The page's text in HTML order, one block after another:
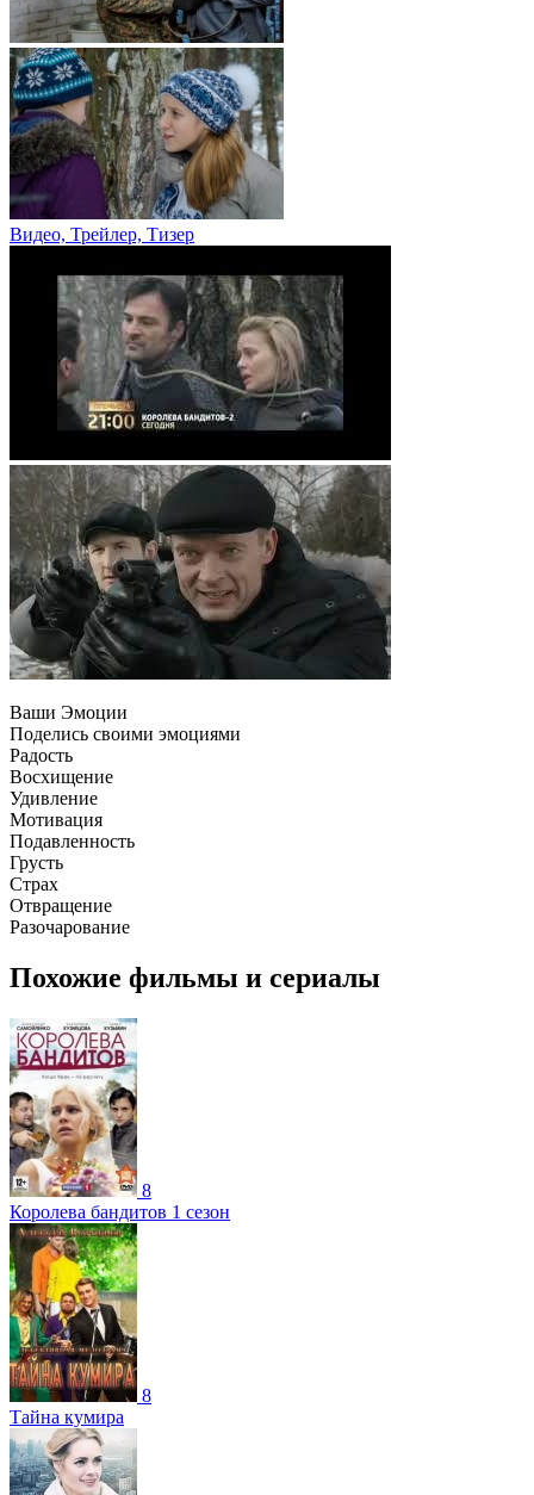
Видео, Трейлер, Тизер
Ваши Эмоции
Поделись своими эмоциями
Радость
Восхищение
Удивление
Мотивация
Подавленность
Грусть
Страх
Отвращение
Разочарование
Похожие фильмы и сериалы
8
Королева бандитов 1 сезон
8
Тайна кумира